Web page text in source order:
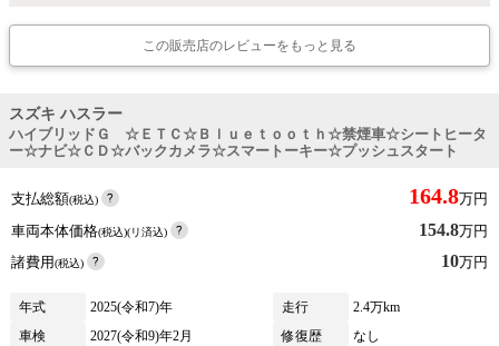
この販売店のレビューをもっと見る
スズキ ハスラー
ハイブリッドＧ ☆ＥＴＣ☆Ｂｌｕｅｔｏｏｔｈ☆禁煙車☆シートヒータ
ー☆ナビ☆ＣＤ☆バックカメラ☆スマートーキー☆プッシュスタート
支払総額(税込) 164.8万円
車両本体価格(税込)(リ済込) 154.8万円
諸費用(税込) 10万円
年式 2025(令和7)年 走行
2.4万km
車検
2027(令和9)年2月 修復歴
なし